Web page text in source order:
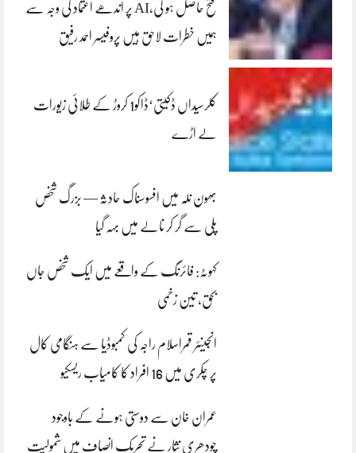
فتح حاصل ہو گی،AI پر اندھے اعتماد کی وجہ سے
ہمیں خطرات لاحق ہیں پروفیسر احمد رفیق
کلرسیداں ڈکیتی‘ڈاکو1 کروڑ کے طلائی زیورات
لے اڑے
بھون نلہ میں افسوسناک حادثہ — بزرگ شخص
پلی سے گر کر نالے میں بہہ گیا
کہوٹہ: فائرنگ کے واقعے میں ایک شخص جاں
بحق، تین زخمی
انجینئر قمراسلام راجہ کی کمبوڈیا سے ہنگامی کال
پر چکری میں 16 افراد کا کامیاب ریسکیو
عمران خان سے دوستی ہونے کے باوجود
چودھری نثار نے تحریک انصاف میں شمولیت